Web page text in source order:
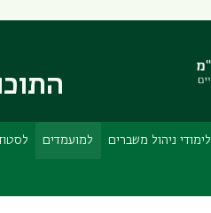
לימודי ניהול משברים למועמדים